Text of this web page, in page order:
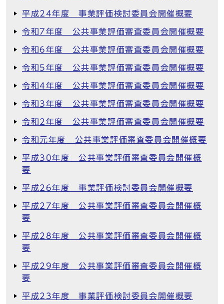
平成24年度 事業評価検討委員会開催概要
令和7年度 公共事業評価審査委員会開催概要
令和6年度 公共事業評価審査委員会開催概要
令和5年度 公共事業評価審査委員会開催概要
令和4年度 公共事業評価審査委員会開催概要
令和3年度 公共事業評価審査委員会開催概要
令和2年度 公共事業評価審査委員会開催概要
令和元年度 公共事業評価審査委員会開催概要
平成30年度 公共事業評価審査委員会開催概
要
平成26年度 事業評価検討委員会開催概要
平成27年度 公共事業評価審査委員会開催概
要
平成28年度 公共事業評価審査委員会開催概
要
平成29年度 公共事業評価審査委員会開催概
要
平成23年度 事業評価検討委員会開催概要